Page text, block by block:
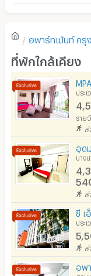
โมชั่นเพิ่มเติม)
สถานที่ใกล้เคียง
• ซีคอนสแควร์
• พาราไดซ์ปาร์ค
• วิทยลัยดุสิต
• ตลาดรถไฟ
• โรงแรมคิงส์ปาร์ค
• BTS อุดมสุข 10
สนใจแอดไลน์ที่
#ห้องเช่า #ที่พัก #ซี
รถไฟฟ้า #BTSอุดม
#วิทยาลัยดุสิต #ตล
โซฟา
โต๊ะ - เก้าอี้ทำงาน
เตาปรุงอาหาร
อนุญาตให้เลี้ยงสัตว์
อนุญาตให้สูบบุหรี่ใน
โทรศัพท์สายตรง
ที่จอดรถ
ที่จอดรถมอเตอร์ไซ
ลิฟต์
สระว่ายน้ำ
โรงยิม / ฟิตเนส
ยัง
เ
อพาร์ทเม้นท์ กรุ
ที่พักใกล้เคียง
ประ
ราย
ห่
บาง
ห่
ซี เ
ประ
ห่